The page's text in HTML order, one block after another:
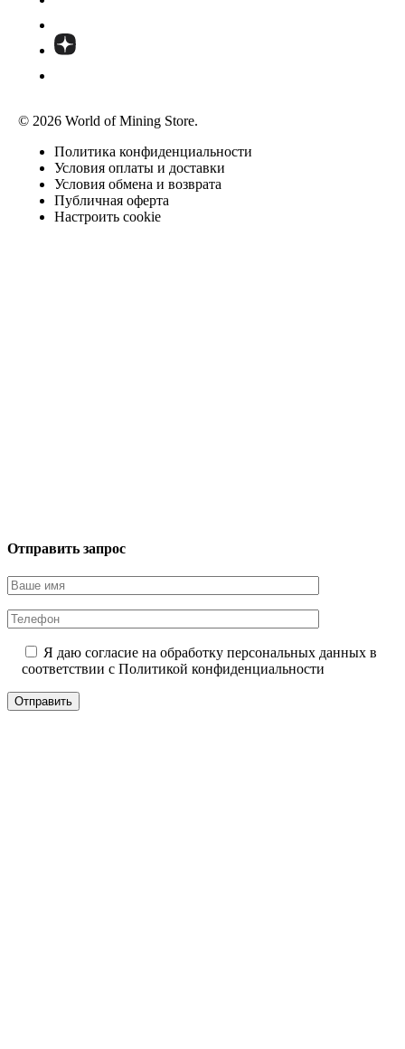
© 2026 World of Mining Store.
Политика конфиденциальности
Условия оплаты и доставки
Условия обмена и возврата
Публичная оферта
Настроить cookie
Отправить запрос
Я даю согласие на обработку персональных данных в
соответствии с Политикой конфиденциальности